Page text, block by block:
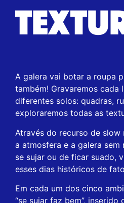
A galera vai botar a roupa
também! Gravaremos cada
diferentes solos: quadras,
exploraremos todas as
Através do recurso de
a atmosfera e a galera
se sujar ou de ficar suado,
esses dias históricos de
Em cada um dos cinco
“se sujar faz bem”,